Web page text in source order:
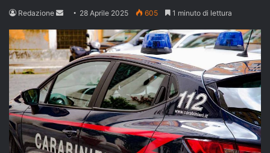
Redazione
Send
email
28 Aprile 2025 605 1 minuto di lettura